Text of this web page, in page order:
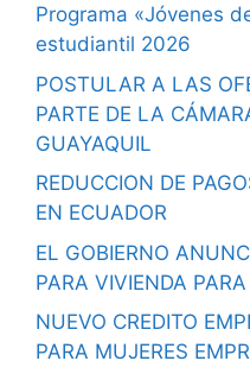
Programa «Jóvenes
estudiantil 2026
POSTULAR A LAS
PARTE DE LA
GUAYAQUIL
REDUCCION DE
EN ECUADOR
EL GOBIERNO
PARA VIVIENDA
NUEVO CREDITO
PARA MUJERES